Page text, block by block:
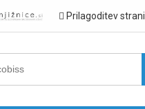
Prilagoditev strani